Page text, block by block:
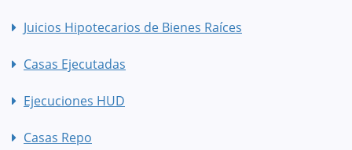
Juicios Hipotecarios de Bienes Raíces
Casas Ejecutadas
Ejecuciones HUD
Casas Repo